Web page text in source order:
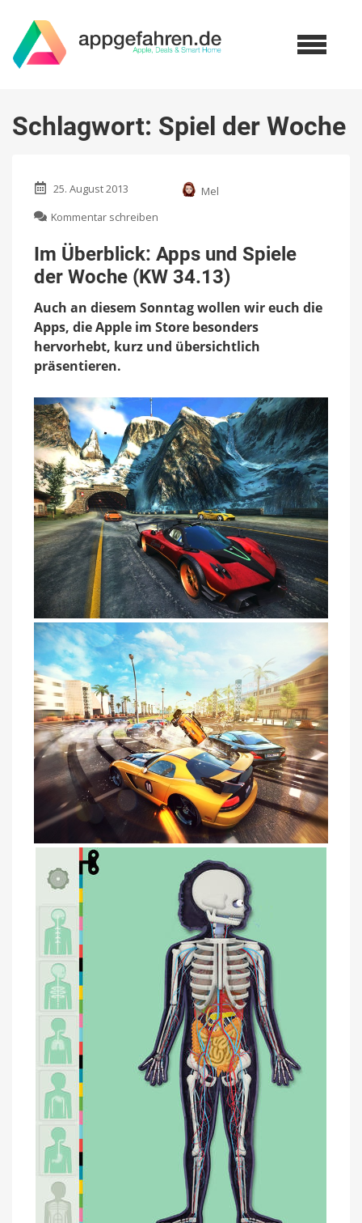
Schlagwort: Spiel der Woche
25. August 2013
Mel
Kommentar schreiben
Überblick:
Apps
und
der
Woche
(KW
34.13)
Im Überblick: Apps und Spiele
der Woche (KW 34.13)
Auch an diesem Sonntag wollen wir euch die
Apps, die Apple im Store besonders
hervorhebt, kurz und übersichtlich
präsentieren.